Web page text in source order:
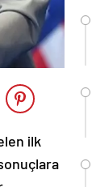
ilk